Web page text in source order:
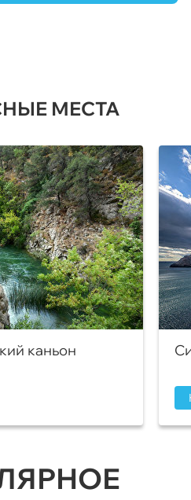
МЕСТА
каньон